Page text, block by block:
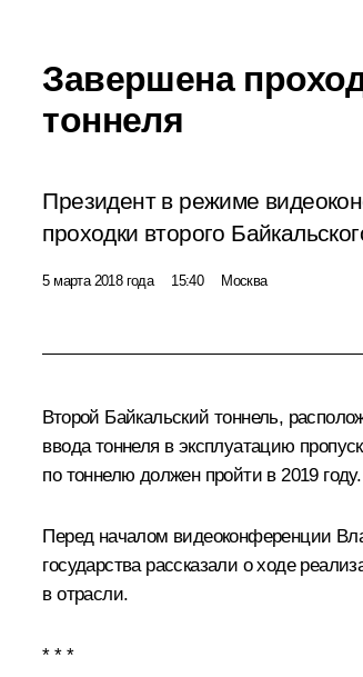
Завершена
тоннеля
Президент в режиме
проходки второго
5 марта 2018 года 15:40 Москва
Второй Байкальский тоннель,
ввода тоннеля в эксплуатацию
по тоннелю должен пройти в 2019 году.
Перед началом видеоконференции
государства рассказали о ходе
в отрасли.
* * *